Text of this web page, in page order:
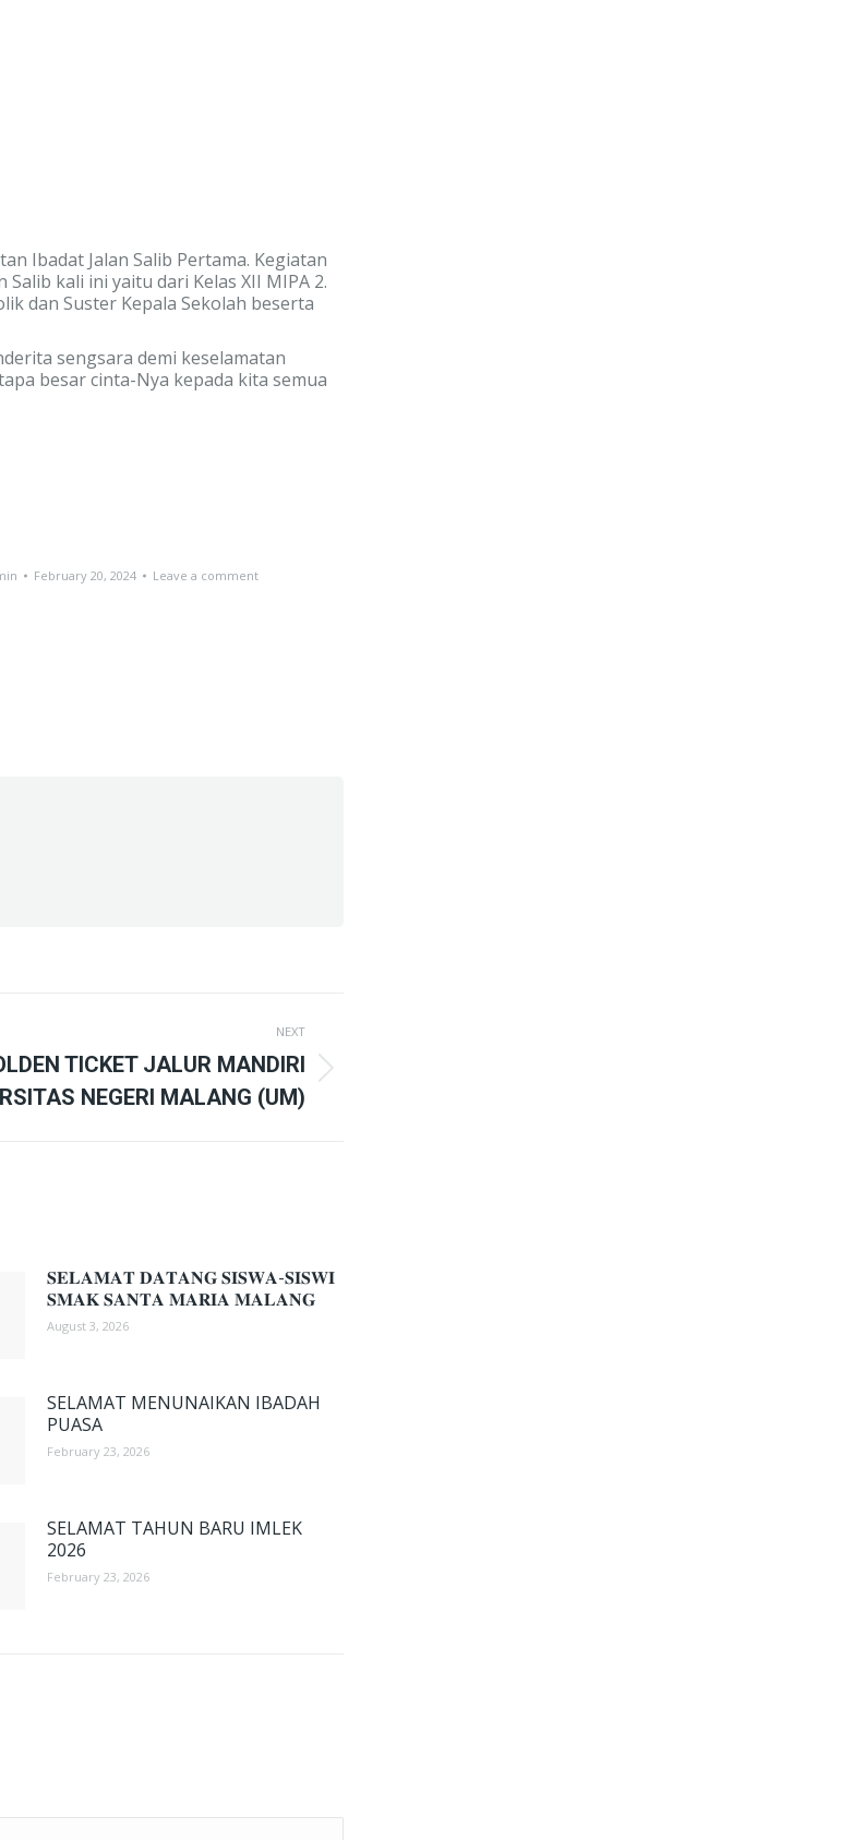
Ibadat Jalan Salib Pertama. Kegiatan
kali ini yaitu dari Kelas XII MIPA 2.
dan Suster Kepala Sekolah beserta
sengsara demi keselamatan
besar cinta-Nya kepada kita semua
February 20, 2024 Leave a comment
NEXT
TICKET JALUR MANDIRI
NEGERI MALANG (UM)
𝐒𝐄𝐋𝐀𝐌𝐀𝐓 𝐃𝐀𝐓𝐀𝐍𝐆 𝐒𝐈𝐒𝐖𝐀-𝐒𝐈𝐒𝐖𝐈
𝐒𝐌𝐀𝐊 𝐒𝐀𝐍𝐓𝐀 𝐌𝐀𝐑𝐈𝐀 𝐌𝐀𝐋𝐀𝐍𝐆
August 3, 2026
SELAMAT MENUNAIKAN IBADAH
PUASA
February 23, 2026
SELAMAT TAHUN BARU IMLEK
2026
February 23, 2026